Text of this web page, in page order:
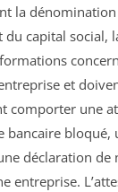
la dénomination
capital social,
et
comporter une
bancaire
déclaration
entreprise.